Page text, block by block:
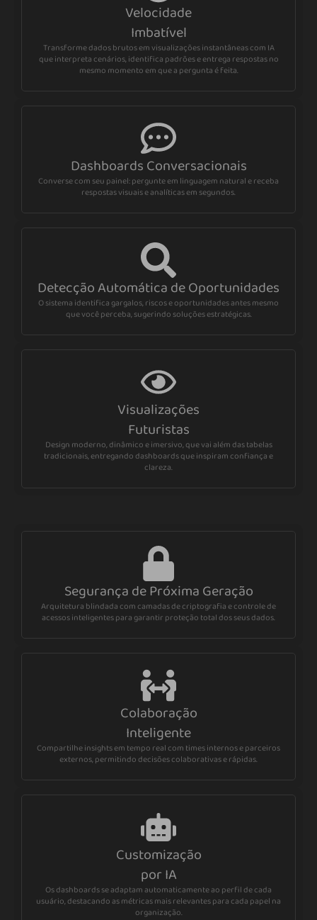
Velocidade
Imbatível
Transforme dados brutos em visualizações instantâneas com IA
que interpreta cenários, identifica padrões e entrega respostas no
mesmo momento em que a pergunta é feita.
Dashboards Conversacionais
Converse com seu painel: pergunte em linguagem natural e receba
respostas visuais e analíticas em segundos.
Detecção Automática de Oportunidades
O sistema identifica gargalos, riscos e oportunidades antes mesmo
que você perceba, sugerindo soluções estratégicas.
Visualizações
Futuristas
Design moderno, dinâmico e imersivo, que vai além das tabelas
tradicionais, entregando dashboards que inspiram confiança e
clareza.
Segurança de Próxima Geração
Arquitetura blindada com camadas de criptografia e controle de
acessos inteligentes para garantir proteção total dos seus dados.
Colaboração
Inteligente
Compartilhe insights em tempo real com times internos e parceiros
externos, permitindo decisões colaborativas e rápidas.
Customização
por IA
Os dashboards se adaptam automaticamente ao perfil de cada
usuário, destacando as métricas mais relevantes para cada papel na
organização.